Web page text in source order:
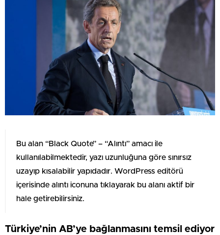
Bu alan “Black Quote” – “Alıntı” amacı ile
kullanılabilmektedir, yazı uzunluğuna göre sınırsız
uzayıp kısalabilir yapıdadır. WordPress editörü
içerisinde alıntı iconuna tıklayarak bu alanı aktif bir
hale getirebilirsiniz.
Türkiye’nin AB’ye bağlanmasını temsil ediyor